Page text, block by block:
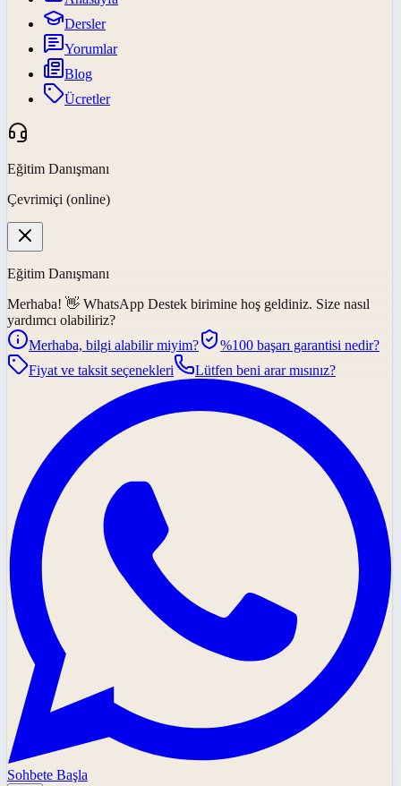
Dersler
Yorumlar
Blog
Ücretler
Eğitim Danışmanı
Çevrimiçi (online)
Eğitim Danışmanı
Merhaba! 👋 WhatsApp Destek birimine hoş geldiniz. Size nasıl
yardımcı olabiliriz?
Merhaba, bilgi alabilir miyim?
%100 başarı garantisi nedir?
Fiyat ve taksit seçenekleri
Lütfen beni arar mısınız?
Sohbete Başla